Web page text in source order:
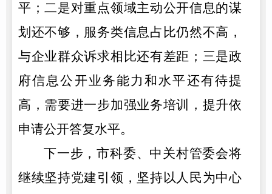
平；二是对重点领域主动公开信息的谋
划还不够，服务类信息占比仍然不高，
与企业群众诉求相比还有差距；三是政
府信息公开业务能力和水平还有待提
高，需要进一步加强业务培训，提升依
申请公开答复水平。
下一步，市科委、中关村管委会将
继续坚持党建引领，坚持以人民为中心